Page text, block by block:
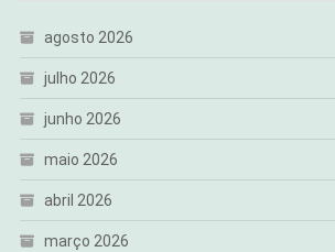
agosto 2026
julho 2026
junho 2026
maio 2026
abril 2026
março 2026